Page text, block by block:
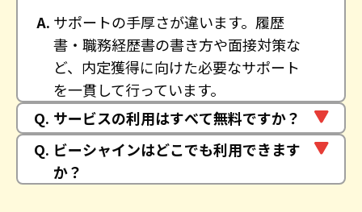
サポートの手厚さが違います。履歴
書・職務経歴書の書き方や面接対策な
ど、内定獲得に向けた必要なサポート
を一貫して行っています。
サービスの利用はすべて無料ですか？
ビーシャインはどこでも利用できます
か？